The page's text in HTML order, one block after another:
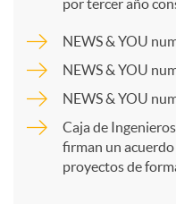
a
r
por tercer año
NEWS & YOU
NEWS & YOU
NEWS & YOU
Caja de
firman un
proyectos de